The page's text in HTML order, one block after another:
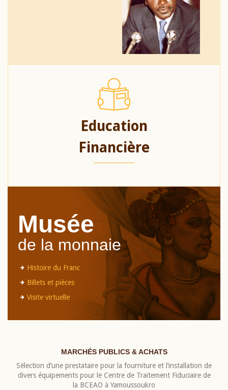
Education
Financière
Musée
de la monnaie
Histoire du Franc
Billets et pièces
Visite virtuelle
MARCHÉS PUBLICS & ACHATS
Sélection d’une prestataire pour la fourniture et l’installation de
divers équipements pour le Centre de Traitement Fiduciaire de
la BCEAO à Yamoussoukro